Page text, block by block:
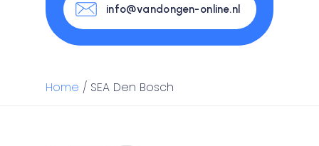
info@vandongen-online.nl
Home / SEA Den Bosch